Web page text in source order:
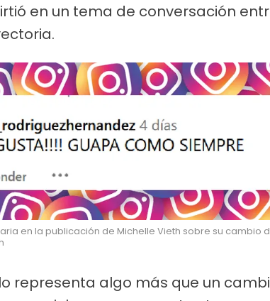
en un tema de conversación
en la publicación de Michelle Vieth sobre su cambio
representa algo más que un